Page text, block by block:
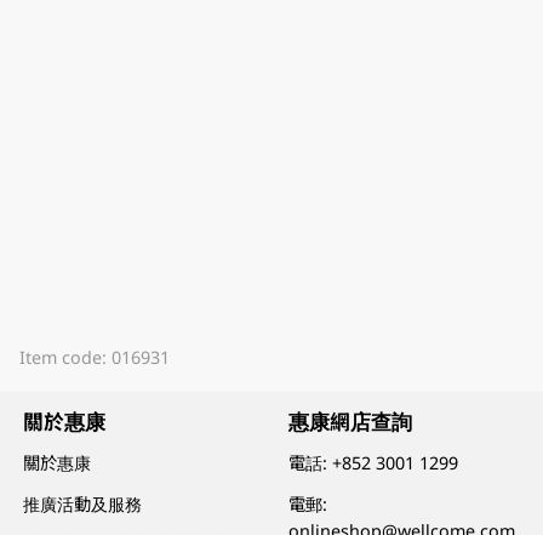
Item code: 016931
關於惠康
關於惠康
推廣活動及服務
惠康網店查詢
電話:+852 3001 1299
電郵: